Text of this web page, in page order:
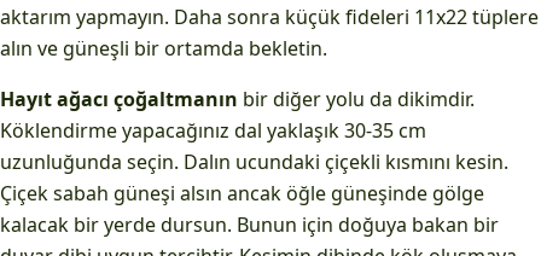
aktarım yapmayın. Daha sonra küçük fideleri 11x22 tüplere
alın ve güneşli bir ortamda bekletin.
Hayıt ağacı çoğaltmanın bir diğer yolu da dikimdir.
Köklendirme yapacağınız dal yaklaşık 30-35 cm
uzunluğunda seçin. Dalın ucundaki çiçekli kısmını kesin.
Çiçek sabah güneşi alsın ancak öğle güneşinde gölge
kalacak bir yerde dursun. Bunun için doğuya bakan bir